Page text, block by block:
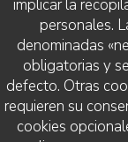
personales.
denominadas
obligatorias y
defecto. Otras
requieren su
cookies